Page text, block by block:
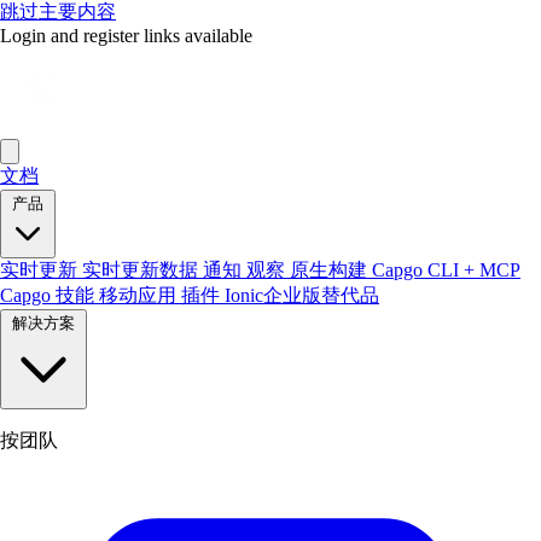
跳过主要内容
Login and register links available
文档
产品
实时更新 实时更新数据 通知 观察 原生构建 Capgo CLI + MCP
Capgo 技能 移动应用 插件 Ionic企业版替代品
解决方案
按团队